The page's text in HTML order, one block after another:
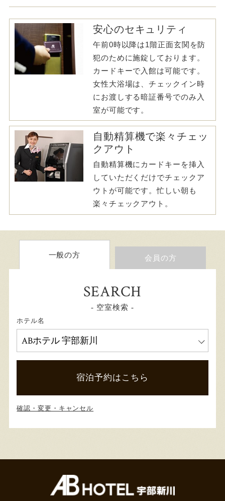
安心のセキュリティ
午前0時以降は1階正面玄関を防
犯のために施錠しております。
カードキーで入館は可能です。
女性大浴場は、チェックイン時
にお渡しする暗証番号でのみ入
室が可能です。
自動精算機で楽々チェッ
クアウト
自動精算機にカードキーを挿入
していただくだけでチェックア
ウトが可能です。忙しい朝も
楽々チェックアウト。
一般の方 会員の方
SEARCH
- 空室検索 -
ホテル名
宿泊予約はこちら
確認・変更・キャンセル